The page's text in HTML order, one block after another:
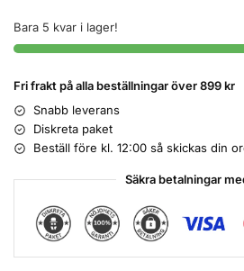
Bara 5 kvar i lager!
Fri frakt på alla beställningar över 899 kr
Snabb leverans
Diskreta paket
Beställ före kl. 12:00 så skickas din
Säkra betalningar